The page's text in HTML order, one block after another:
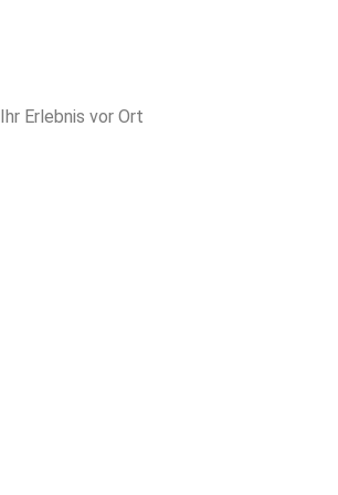
Ihr Erlebnis vor Ort